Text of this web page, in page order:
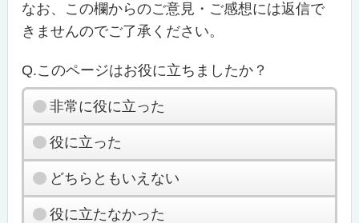
なお、この欄からのご意見・ご感想には返信で
きませんのでご了承ください。
Q.このページはお役に立ちましたか？
非常に役に立った
役に立った
どちらともいえない
役に立たなかった